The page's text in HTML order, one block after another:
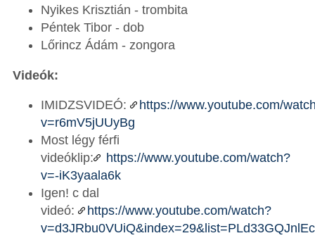
Nyikes Krisztián - trombita
Péntek Tibor - dob
Lőrincz Ádám - zongora
Videók:
IMIDZSVIDEÓ:
https://www.youtube.com/
v=r6mV5jUUyBg
Most légy férfi
videóklip:
https://www.youtube.com/watch?
v=-iK3yaala6k
Igen! c dal
videó:
https://www.youtube.com/watch?